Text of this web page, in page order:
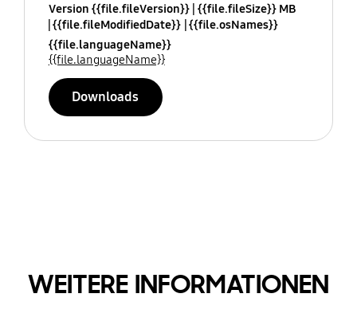
Version {{file.fileVersion}} {{file.fileSize}} MB
{{file.fileModifiedDate}} {{file.osNames}}
{{file.languageName}}
{{file.languageName}}
Downloads
WEITERE INFORMATIONEN